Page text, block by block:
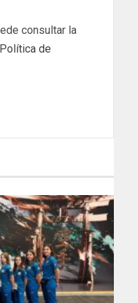
consultar la
Política de